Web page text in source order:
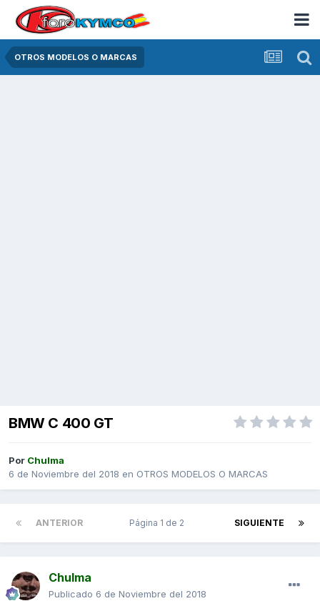
OTROS MODELOS O MARCAS
BMW C 400 GT
Por Chulma
6 de Noviembre del 2018 en OTROS MODELOS O MARCAS
ANTERIOR SIGUIENTE
Página 1 de 2
Chulma
Publicado 6 de Noviembre del 2018